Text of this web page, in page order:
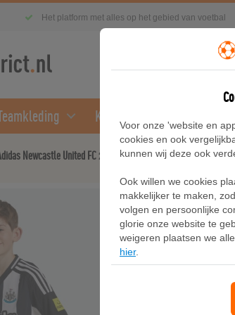
Het platform met alles op het gebied van voetbal
Kleding
Newcastle United FC 24/25 Thuisshirt Kids
Adidas
Merk:Adidas
48,75
Voor onze 'website en
cookies en ook
kunnen wij deze ook
Ook willen we cookies
makkelijker te maken,
volgen en persoonlijke
glorie onze website te
weigeren plaatsen we
hier.